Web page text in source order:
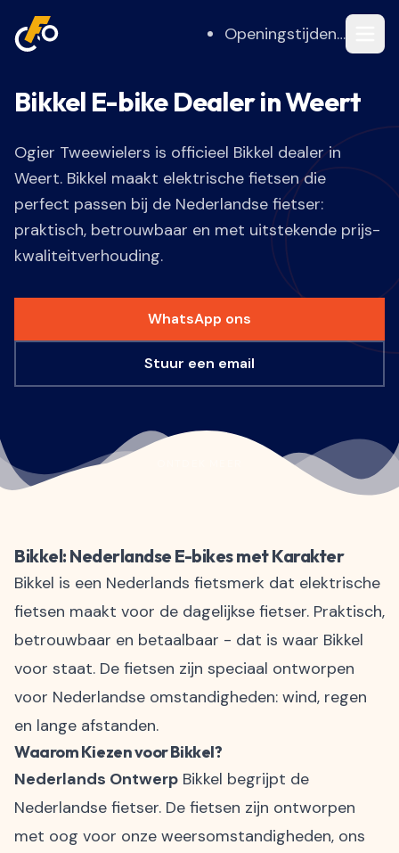
Openingstijden…
Bikkel E-bike Dealer in Weert
Ogier Tweewielers is officieel Bikkel dealer in
Weert. Bikkel maakt elektrische fietsen die
perfect passen bij de Nederlandse fietser:
praktisch, betrouwbaar en met uitstekende prijs-
kwaliteitverhouding.
WhatsApp ons
Stuur een email
Bikkel: Nederlandse E-bikes met Karakter
Bikkel is een Nederlands fietsmerk dat elektrische
fietsen maakt voor de dagelijkse fietser. Praktisch,
betrouwbaar en betaalbaar - dat is waar Bikkel
voor staat. De fietsen zijn speciaal ontworpen
voor Nederlandse omstandigheden: wind, regen
en lange afstanden.
Waarom Kiezen voor Bikkel?
Nederlands Ontwerp Bikkel begrijpt de
Nederlandse fietser. De fietsen zijn ontworpen
met oog voor onze weersomstandigheden, ons